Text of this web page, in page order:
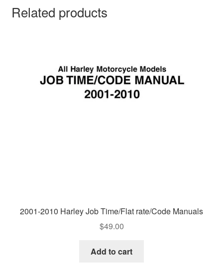
Related products
2001-2010 Harley Job Time/Flat rate/Code Manuals
$49.00
Add to cart